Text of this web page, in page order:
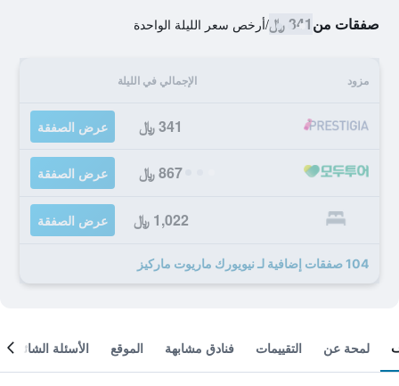
صفقات من341 ﷼ /أرخص سعر الليلة الواحدة
مزود الإجمالي في الليلة
341 ﷼ عرض الصفقة
867 ﷼ عرض الصفقة
1,022 ﷼ عرض الصفقة
104 صفقات إضافية لـ نيويورك ماريوت ماركيز
لمحة عن التقييمات فنادق مشابهة الموقع الأسئلة الشائعة